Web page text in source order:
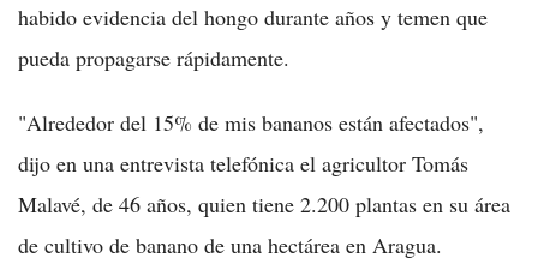
habido evidencia del hongo durante años y temen que
pueda propagarse rápidamente.
"Alrededor del 15% de mis bananos están afectados",
dijo en una entrevista telefónica el agricultor Tomás
Malavé, de 46 años, quien tiene 2.200 plantas en su área
de cultivo de banano de una hectárea en Aragua.